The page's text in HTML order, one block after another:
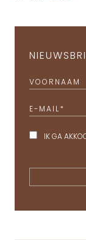
VOORNAAM
E-MAIL *
IK GA